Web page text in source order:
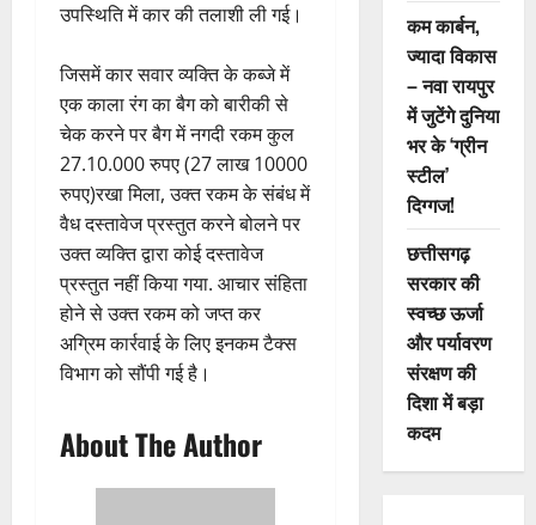
उपस्थिति में कार की तलाशी ली गई।
जिसमें कार सवार व्यक्ति के कब्जे में
एक काला रंग का बैग को बारीकी से
चेक करने पर बैग में नगदी रकम कुल
27.10.000 रुपए (27 लाख 10000
रुपए)रखा मिला, उक्त रकम के संबंध में
वैध दस्तावेज प्रस्तुत करने बोलने पर
उक्त व्यक्ति द्वारा कोई दस्तावेज
प्रस्तुत नहीं किया गया. आचार संहिता
होने से उक्त रकम को जप्त कर
अग्रिम कार्रवाई के लिए इनकम टैक्स
विभाग को सौंपी गई है।
About The Author
कम कार्बन,
ज्यादा विकास
– नवा रायपुर
में जुटेंगे दुनिया
भर के ‘ग्रीन
स्टील’
दिग्गज!
छत्तीसगढ़
सरकार की
स्वच्छ ऊर्जा
और पर्यावरण
संरक्षण की
दिशा में बड़ा
कदम